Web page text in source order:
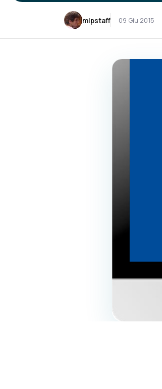
mlpstaff 09 Giu 2015